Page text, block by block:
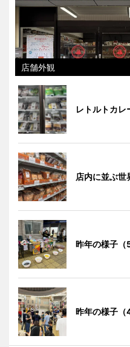
店舗外観
レトルトカレ
店内に並ぶ世
昨年の様子（5
昨年の様子（4